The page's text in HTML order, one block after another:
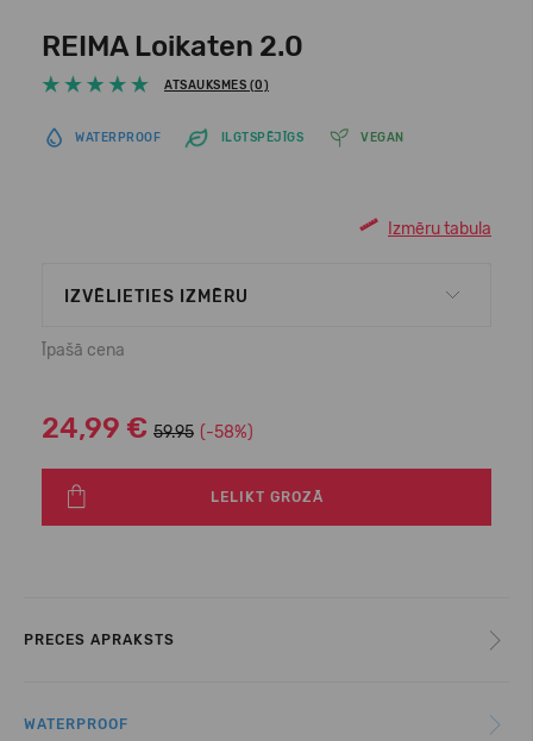
REIMA Loikaten 2.0
ATSAUKSMES (0)
WATERPROOF ILGTSPĒJĪGS VEGAN
Izmēru tabula
IZVĒLIETIES IZMĒRU
Īpašā cena
24,99 € 59.95 (-58%)
LELIKT GROZĀ
PRECES APRAKSTS
WATERPROOF